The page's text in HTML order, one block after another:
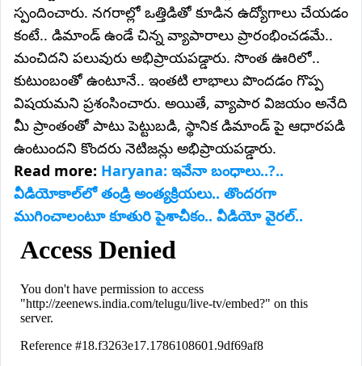
స్పందించారు. నగరాల్లో ఒత్తిడితో కూడిన ఉద్యోగాలు చేయడం
కంటే.. డిమాండ్ ఉండే చిన్న వ్యాపారాలు ప్రారంభించడమే..
మంచిదని పలువురు అభిప్రాయపడ్డారు. సొంత ఊరిలో..
కుటుంబంతో ఉంటూనే.. ఇంతటి లాభాలు పొందడం గొప్ప
విషయమని ప్రశంసించారు. అయితే, వ్యాపార విజయం అనేది
మీ ప్రాంతంతో పాటు పెట్టుబడి, స్థానిక డిమాండ్ పై ఆధారపడి
ఉంటుందని కొందరు నెటిజన్లు అభిప్రాయపడ్డారు.
Read more: Haryana: ఇవేనా బంధాలు..?..
వీడియోకాల్‌లో తండ్రి అంత్యక్రియలు.. తొందరగా
ముగించాలంటూ కూతురి పైశాచీకం.. వీడియో వైరల్..